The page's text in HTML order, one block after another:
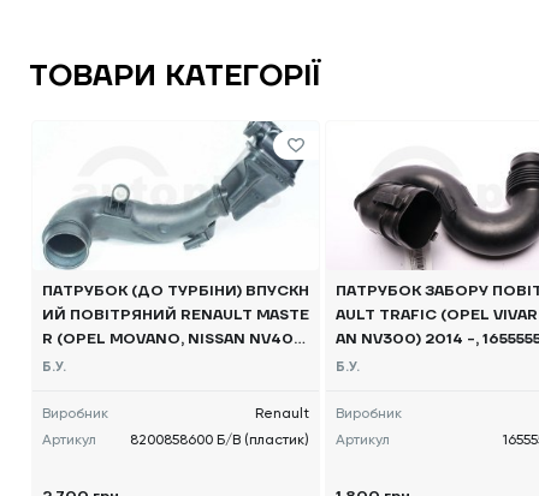
ТОВАРИ КАТЕГОРІЇ
ПАТРУБОК (ДО ТУРБІНИ) ВПУСКН
ИЙ ПОВІТРЯНИЙ RENAULT MASTE
R (OPEL MOVANO, NISSAN NV40
0) 2010 -, 8200858600 Б/В
Б.У.
Виробник
Renault
Артикул
8200858600 Б/В (пластик)
ПАТРУБОК ЗАБОРУ
AULT TRAFIC (OPEL
AN NV300) 2014 -,
Б.У.
Виробник
Артикул